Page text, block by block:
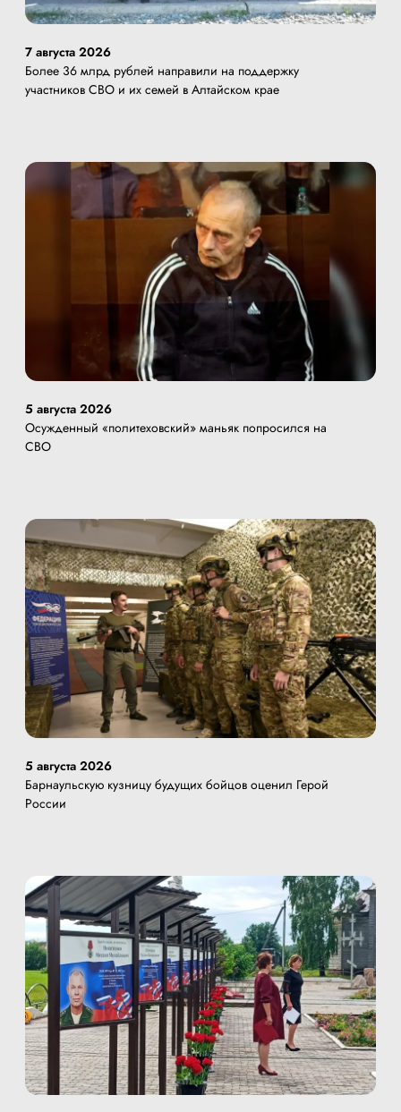
7 августа 2026
Более 36 млрд рублей направили на поддержку
участников СВО и их семей в Алтайском крае
5 августа 2026
Осужденный «политеховский» маньяк попросился на
СВО
5 августа 2026
Барнаульскую кузницу будущих бойцов оценил Герой
России